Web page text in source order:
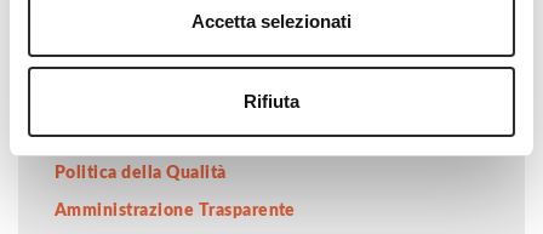
Accetta selezionati
Rifiuta
Organi Sociali
Lavora con noi
Politica della Qualità
Amministrazione Trasparente